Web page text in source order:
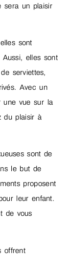
sera un plaisir
sont
Aussi, elles sont
serviettes,
Avec un
une vue sur la
du plaisir à
sont de
le but de
proposent
leur enfant.
de vous
offrent